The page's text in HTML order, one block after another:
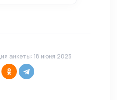
анкеты: 18 июня 2025